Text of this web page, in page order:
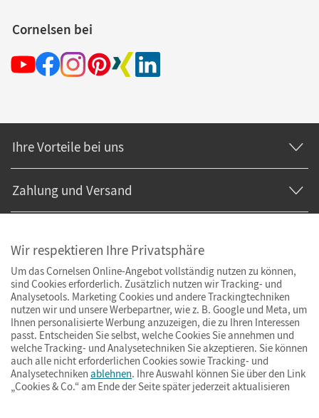
Cornelsen bei
Ihre Vorteile bei uns
Zahlung und Versand
ImpressumAGBDatenschutzBarrierefreiheitCookies & Co.
Wir respektieren Ihre Privatsphäre
Um das Cornelsen Online-Angebot vollständig nutzen zu können,
sind Cookies erforderlich. Zusätzlich nutzen wir Tracking- und
Analysetools. Marketing Cookies und andere Trackingtechniken
nutzen wir und unsere Werbepartner, wie z. B. Google und Meta, um
Ihnen personalisierte Werbung anzuzeigen, die zu Ihren Interessen
passt. Entscheiden Sie selbst, welche Cookies Sie annehmen und
welche Tracking- und Analysetechniken Sie akzeptieren. Sie können
auch alle nicht erforderlichen Cookies sowie Tracking- und
Analysetechniken ablehnen. Ihre Auswahl können Sie über den Link
„Cookies & Co.“ am Ende der Seite später jederzeit aktualisieren